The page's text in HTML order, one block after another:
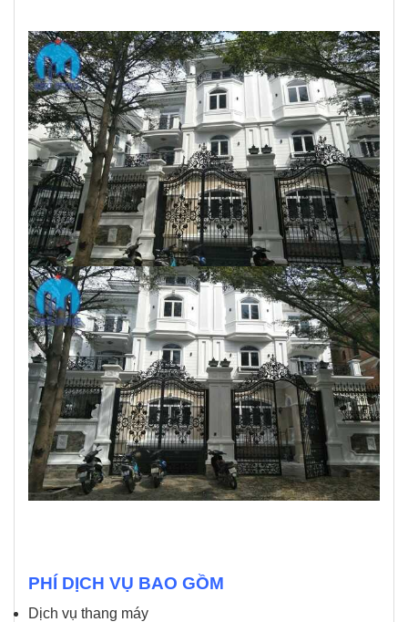
PHÍ DỊCH VỤ BAO GỒM
Dịch vụ thang máy